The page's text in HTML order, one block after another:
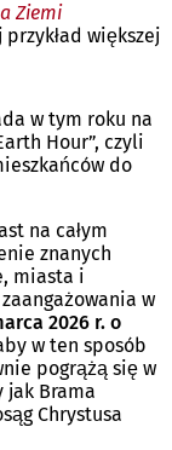
Ziemi
większej
w tym roku na
Hour”, czyli
do
na całym
znanych
miasta i
w
2026 r. o
w ten sposób
pogrążą się w
Brama
Chrystusa